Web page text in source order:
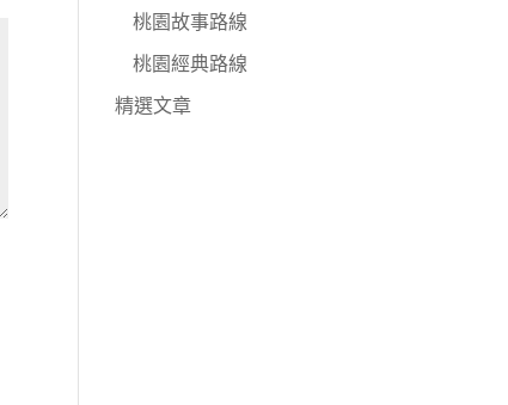
桃園故事路線
桃園經典路線
精選文章